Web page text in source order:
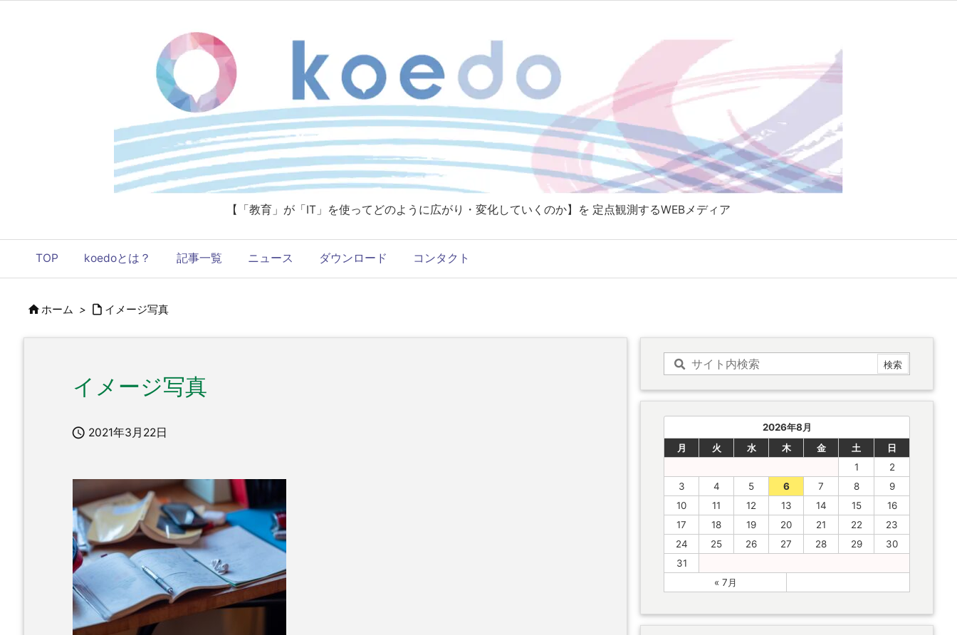
【「教育」が「IT」を使ってどのように広がり・変化していくのか】を 定点観測するWEBメディア
TOP koedoとは？ 記事一覧 ニュース ダウンロード コンタクト
ホーム >  イメージ写真
イメージ写真
 2021年3月22日
2026年8月
月
火 水 木 金 土
日
1
2
3
4 5 6 7 8
9
10
11 12 13 14 15
16
17
18 19 20 21 22
23
24
25 26 27 28 29
30
31
« 7月